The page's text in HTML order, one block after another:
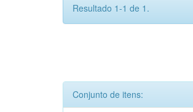
Resultado 1-1 de 1.
Conjunto de itens: